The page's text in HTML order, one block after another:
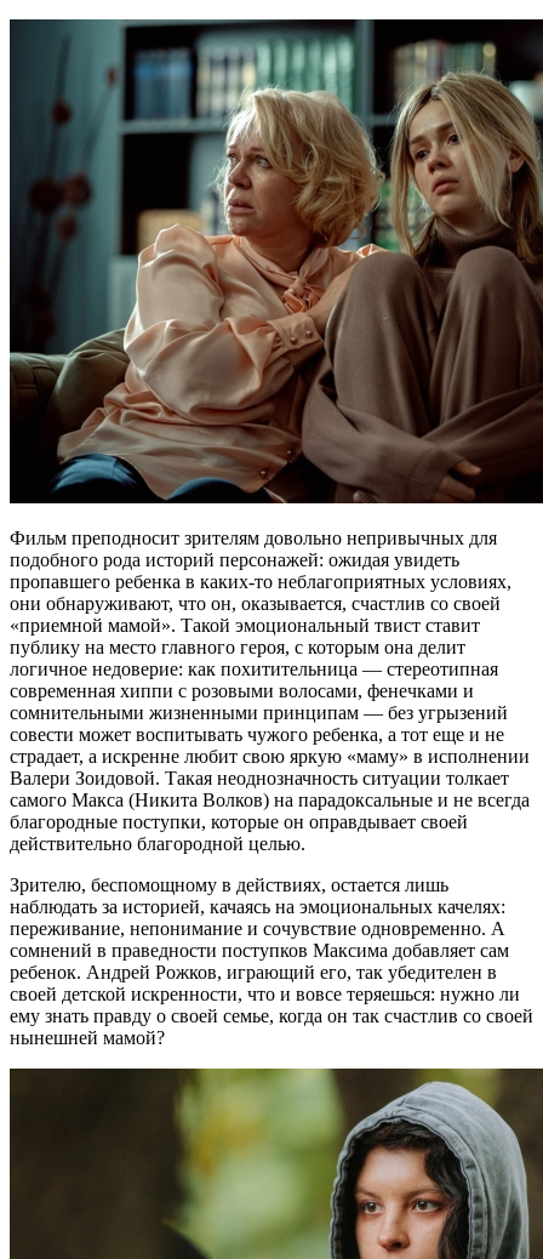
Фильм преподносит зрителям довольно непривычных для
подобного рода историй персонажей: ожидая увидеть
пропавшего ребенка в каких-то неблагоприятных условиях,
они обнаруживают, что он, оказывается, счастлив со своей
«приемной мамой». Такой эмоциональный твист ставит
публику на место главного героя, с которым она делит
логичное недоверие: как похитительница — стереотипная
современная хиппи с розовыми волосами, фенечками и
сомнительными жизненными принципам — без угрызений
совести может воспитывать чужого ребенка, а тот еще и не
страдает, а искренне любит свою яркую «маму» в исполнении
Валери Зоидовой. Такая неоднозначность ситуации толкает
самого Макса (Никита Волков) на парадоксальные и не всегда
благородные поступки, которые он оправдывает своей
действительно благородной целью.
Зрителю, беспомощному в действиях, остается лишь
наблюдать за историей, качаясь на эмоциональных качелях:
переживание, непонимание и сочувствие одновременно. А
сомнений в праведности поступков Максима добавляет сам
ребенок. Андрей Рожков, играющий его, так убедителен в
своей детской искренности, что и вовсе теряешься: нужно ли
ему знать правду о своей семье, когда он так счастлив со своей
нынешней мамой?